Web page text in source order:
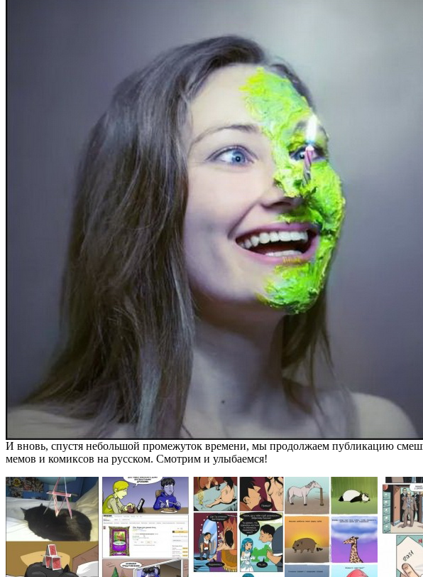
И вновь, спустя небольшой промежуток времени, мы продолжаем публикацию
мемов и комиксов на русском. Смотрим и улыбаемся!